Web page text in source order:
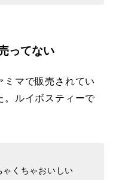
ってない
ミマで販売されてい
。ルイボスティーで
くちゃおいしい